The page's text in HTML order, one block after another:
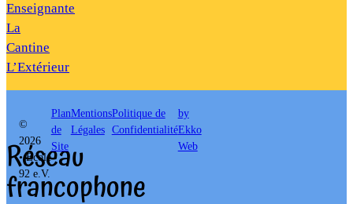
Enseignante
La
Cantine
L’Extérieur
Réseau
francophone
©
2026
• École
92 e.V.
Plan
de
Site
Mentions
Légales
Politique de
Confidentialité
by
Ekko
Web